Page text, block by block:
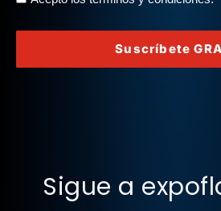
Suscríbete
Sigue a